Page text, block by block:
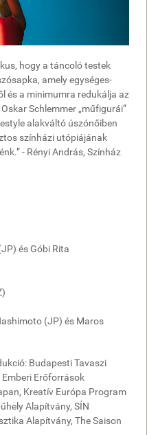
hogy a táncoló testek
amely egységes-
és a minimumra redukálja az
Schlemmer „műfigurái”
alakváltó úszónőiben
színházi utópiájának
- Rényi András, Színház
és Góbi Rita
(JP) és Maros
Budapesti Tavaszi
Erőforrások
Kreatív Európa Program
Alapítvány, SÍN
Alapítvány, The Saison